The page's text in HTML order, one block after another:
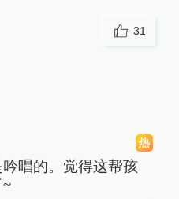
31
唱的。觉得这帮孩